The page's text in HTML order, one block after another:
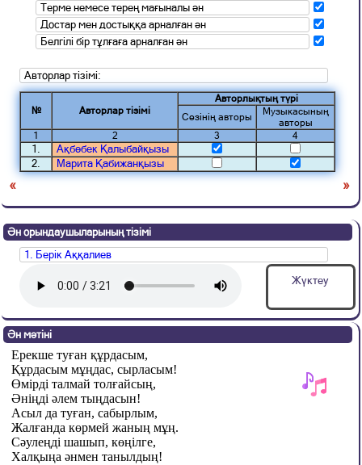
Терме немесе терең мағыналы ән
Достар мен достыққа арналған ән
Белгілі бір тұлғаға арналған ән
Авторлар тізімі:
№ Авторлар тізімі
Авторлықтың түрі
Сөзінің авторы
Музыкасының
авторы
1
2 3 4
1.
Ақбөбек Қалыбайқызы
2.
Марита Қабижанқызы
« »
Ән орындаушыларының тізімі
1. Берік Аққалиев
Жүктеу
Ән мәтіні
Ерекше туған құрдасым,
Құрдасым мұңдас, сырласым!
Өмірді талмай толғайсың,
Әніңді әлем тыңдасын!
Асыл да туған, сабырлым,
Жалғанда көрмей жаның мұң.
Сәулеңді шашып, көңілге,
Халқыңа әнмен танылдың!